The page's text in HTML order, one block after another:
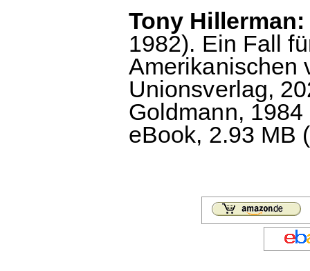
Tony
1982). Ein Fall
Amerikanischen
Unionsverlag,
Goldmann,
eBook, 2.93 MB